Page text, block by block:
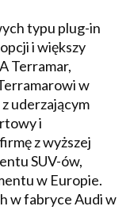
typu plug-in
i większy
Terramar,
w
uderzającym
i
z wyższej
SUV-ów,
w Europie.
w fabryce Audi w